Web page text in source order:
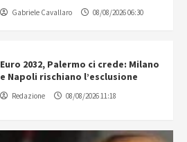
Gabriele Cavallaro 08/08/2026 06:30
Euro 2032, Palermo ci crede: Milano
e Napoli rischiano l’esclusione
Redazione 08/08/2026 11:18